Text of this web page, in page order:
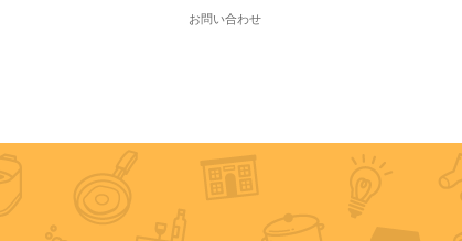
お問い合わせ